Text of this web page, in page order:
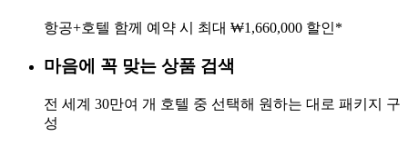
항공+호텔 함께 예약 시 최대 ₩1,660,000 할인*
마음에 꼭 맞는 상품 검색
전 세계 30만여 개 호텔 중 선택해 원하는 대로 패키지 구
성